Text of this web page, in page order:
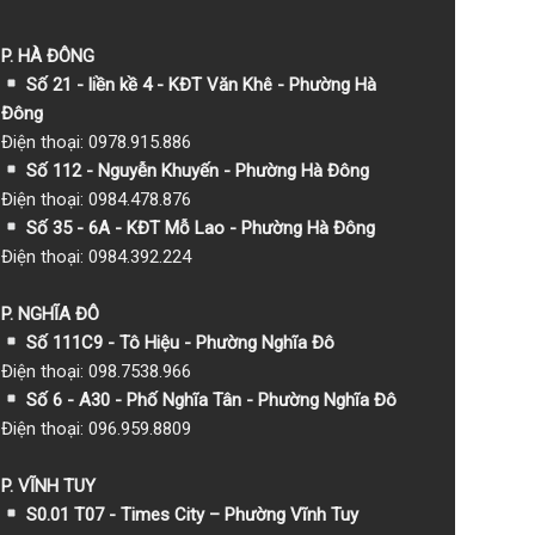
P. HÀ ĐÔNG
Số 21 - liền kề 4 - KĐT Văn Khê - Phường Hà
Đông
Điện thoại: 0978.915.886
Số 112 - Nguyễn Khuyến - Phường Hà Đông
Điện thoại: 0984.478.876
Số 35 - 6A - KĐT Mỗ Lao - Phường Hà Đông
Điện thoại: 0984.392.224
P. NGHĨA ĐÔ
Số 111C9 - Tô Hiệu - Phường Nghĩa Đô
Điện thoại: 098.7538.966
Số 6 - A30 - Phố Nghĩa Tân - Phường Nghĩa Đô
Điện thoại: 096.959.8809
P. VĨNH TUY
S0.01 T07 - Times City – Phường Vĩnh Tuy